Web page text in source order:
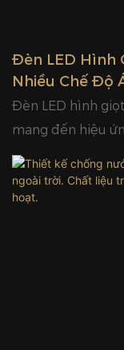
Đèn LED Hình
Nhiều Chế Độ
Cho Trang Trí
Glamor
Đèn LED hình
mang đến hiệu
trang trí không
từ vật liệu chất
tiết và chống